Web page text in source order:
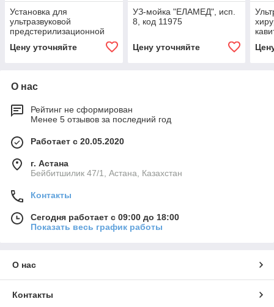
Установка для
ультразвуковой
предстерилизационной
Цену уточняйте
УЗ-мойка "ЕЛАМЕД", исп.
8, код 11975
Цену уточняйте
О нас
Рейтинг не сформирован
Менее 5 отзывов за последний год
Работает с 20.05.2020
г. Астана
Бейбитшилик 47/1, Астана, Казахстан
Контакты
Сегодня работает с 09:00 до 18:00
Показать весь график работы
О нас
Контакты